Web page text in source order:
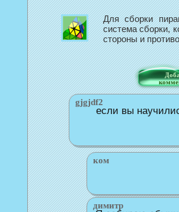
Для сборки
система сборки,
стороны и
gjgjdf2
если вы
ком
димитр